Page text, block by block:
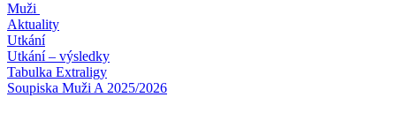
Muži
Aktuality
Utkání
Utkání – výsledky
Tabulka Extraligy
Soupiska Muži A 2025/2026